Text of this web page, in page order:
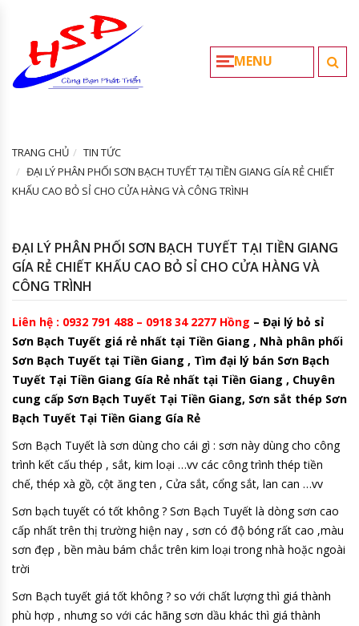
MENU
TRANG CHỦ
TIN TỨC
ĐẠI LÝ PHÂN PHỐI SƠN BẠCH TUYẾT TẠI TIỀN GIANG GÍA RẺ CHIẾT
KHẤU CAO BỎ SỈ CHO CỬA HÀNG VÀ CÔNG TRÌNH
ĐẠI LÝ PHÂN PHỐI SƠN BẠCH TUYẾT TẠI TIỀN GIANG
GÍA RẺ CHIẾT KHẤU CAO BỎ SỈ CHO CỬA HÀNG VÀ
CÔNG TRÌNH
Liên hệ : 0932 791 488 – 0918 34 2277 Hồng – Đại lý bỏ sỉ
Sơn Bạch Tuyết giá rẻ nhất tại Tiền Giang , Nhà phân phối
Sơn Bạch Tuyết tại Tiền Giang , Tìm đại lý bán Sơn Bạch
Tuyết Tại Tiền Giang Gía Rẻ nhất tại Tiền Giang , Chuyên
cung cấp Sơn Bạch Tuyết Tại Tiền Giang, Sơn sắt thép Sơn
Bạch Tuyết Tại Tiền Giang Gía Rẻ
Sơn Bạch Tuyết là sơn dùng cho cái gì : sơn này dùng cho công
trình kết cấu thép , sắt, kim loại …vv các công trình thép tiền
chế, thép xà gồ, cột ăng ten , Cửa sắt, cổng sắt, lan can …vv
Sơn bạch tuyết có tốt không ? Sơn Bạch Tuyết là dòng sơn cao
cấp nhất trên thị trường hiện nay , sơn có độ bóng rất cao ,màu
sơn đẹp , bền màu bám chắc trên kim loại trong nhà hoặc ngoài
trời
Sơn Bạch tuyết giá tốt không ? so với chất lượng thì giá thành
phù hợp , nhưng so với các hãng sơn dầu khác thì giá thành